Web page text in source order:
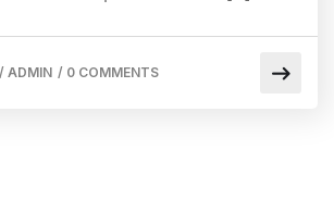
/ ADMIN / 0 COMMENTS